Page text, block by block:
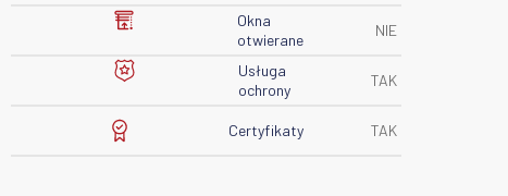
Okna
otwierane
NIE
Usługa
ochrony
TAK
Certyfikaty TAK